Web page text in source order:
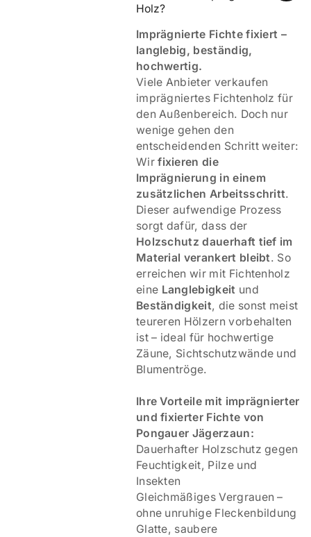
Holz?
Imprägnierte Fichte fixiert –
langlebig, beständig,
hochwertig.
Viele Anbieter verkaufen
imprägniertes Fichtenholz für
den Außenbereich. Doch nur
wenige gehen den
entscheidenden Schritt weiter:
Wirfixieren die
Imprägnierung in einem
zusätzlichen Arbeitsschritt.
Dieser aufwendige Prozess
sorgt dafür, dass der
Holzschutz dauerhaft tief im
Material verankert bleibt. So
erreichen wir mit Fichtenholz
eine Langlebigkeit und
Beständigkeit, die sonst meist
teureren Hölzern vorbehalten
ist – ideal für hochwertige
Zäune, Sichtschutzwände und
Blumentröge.
Ihre Vorteile mit imprägnierter
und fixierter Fichte von
Pongauer Jägerzaun:
Dauerhafter Holzschutz gegen
Feuchtigkeit, Pilze und
Insekten
Gleichmäßiges Vergrauen –
ohne unruhige Fleckenbildung
Glatte, saubere